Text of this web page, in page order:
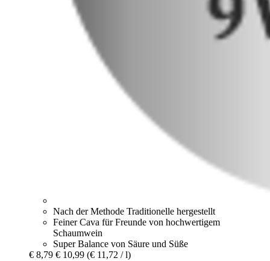
Nach der Methode Traditionelle hergestellt
Feiner Cava für Freunde von hochwertigem
Schaumwein
Super Balance von Säure und Süße
€ 8,79 € 10,99 (€ 11,72 / l)